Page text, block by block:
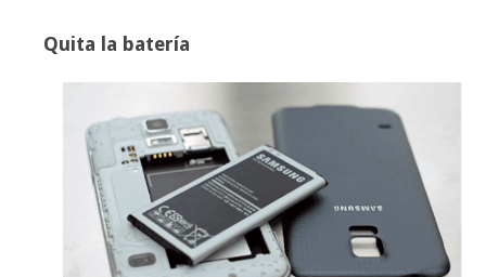
Quita la batería